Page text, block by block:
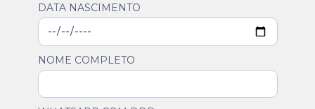
DATA NASCIMENTO
NOME COMPLETO